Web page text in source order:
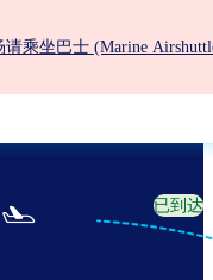
乘坐巴士 (Marine
已到达
